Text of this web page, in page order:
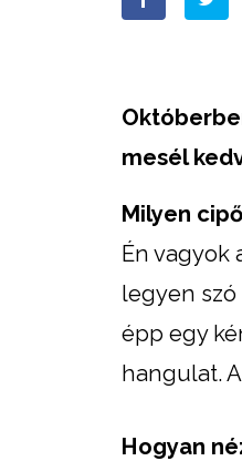
mesél
Milyen
Én vagyok
legyen
épp egy
hangulat.
Hogyan